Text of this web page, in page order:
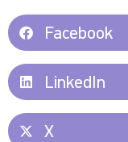
Facebook
LinkedIn
X